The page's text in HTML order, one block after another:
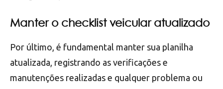
sejam feitas de maneira rigorosae que qualquer
corrigido o quanto antes.
Manter o checklist veicular atualizado